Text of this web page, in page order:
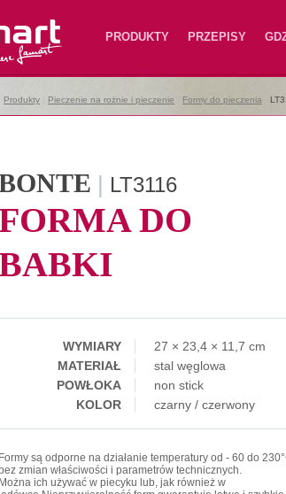
PRODUKTY PRZEPISY
Produkty Pieczenie na rożnie i pieczenie Formy do pieczenia
| LT3116
DO
WYMIARY
27 × 23,4 × 11,7 cm
MATERIAŁ
stal węglowa
POWŁOKA
non stick
KOLOR
czarny / czerwony
Formy są odporne na działanie temperatury od - 60 do
bez zmian właściwości i parametrów technicznych.
Można ich używać w piecyku lub, jak również w